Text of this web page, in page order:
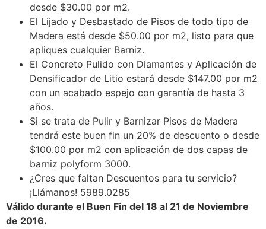
desde $30.00 por m2.
El Lijado y Desbastado de Pisos de todo tipo de
Madera está desde $50.00 por m2, listo para que
apliques cualquier Barniz.
El Concreto Pulido con Diamantes y Aplicación de
Densificador de Litio estará desde $147.00 por m2
con un acabado espejo con garantía de hasta 3
años.
Si se trata de Pulir y Barnizar Pisos de Madera
tendrá este buen fin un 20% de descuento o desde
$100.00 por m2 con aplicación de dos capas de
barniz polyform 3000.
¿Cres que faltan Descuentos para tu servicio?
¡Llámanos! 5989.0285
Válido durante el Buen Fin del 18 al 21 de Noviembre
de 2016.